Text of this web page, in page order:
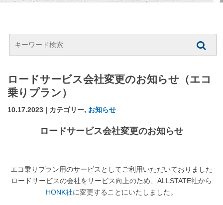
ロードサービス会社変更のお知らせ（エコ
乗りプラン）
10.17.2023 | カテゴリー, お知らせ
ロードサービス会社変更のお知らせ
エコ乗りプラン用のサービスとしてご利用いただいておりました
ロードサービスの会社をサービス向上のため、ALLSTATE社から
HONK社に変更することにいたしました。